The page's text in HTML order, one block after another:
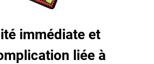
immédiate et
liée à